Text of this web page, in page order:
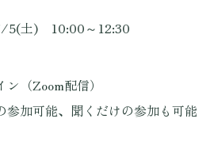
5(土) 10:00～12:30
（Zoom配信）
能、聞くだけの参加も可能